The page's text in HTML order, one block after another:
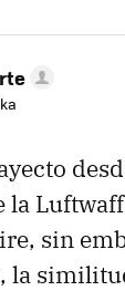
la
sin
la